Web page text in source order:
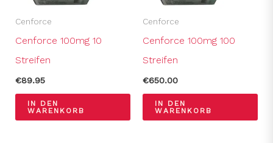
Cenforce
Cenforce 100mg 10
Streifen
€89.95
IN DEN
WARENKORB
Cenforce
Cenforce 100mg 100
Streifen
€650.00
IN DEN
WARENKORB